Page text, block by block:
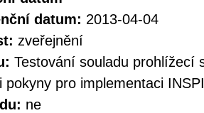
datum: 2013-04-04
zveřejnění
Testování souladu prohlížecí
pokyny pro implementaci
ne